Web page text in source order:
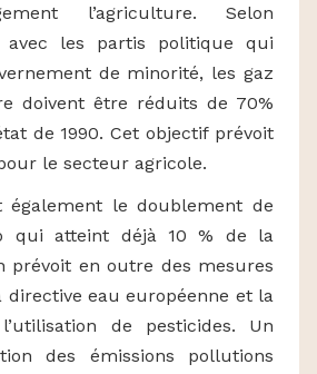
l’agriculture. Selon
avec les partis politique qui
de minorité, les gaz
doivent être réduits de 70%
de 1990. Cet objectif prévoit
le secteur agricole.
également le doublement de
qui atteint déjà 10 % de la
prévoit en outre des mesures
directive eau européenne et la
de pesticides. Un
des émissions pollutions